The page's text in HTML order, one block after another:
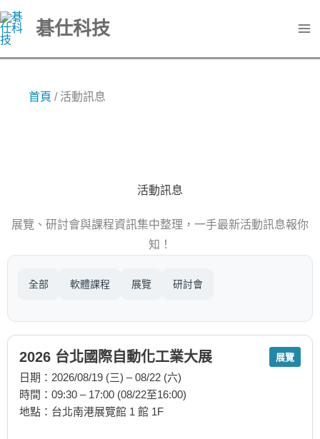
跳
至
主
碁仕科技
首頁 / 活動訊息
活動訊息
展覽、研討會與課程資訊集中整理，一手最新活動訊息報你
知！
全部 軟體課程 展覽 研討會
2026 台北國際自動化工業大展 展覽
日期：2026/08/19 (三) – 08/22 (六)
時間：09:30 – 17:00 (08/22至16:00)
地點：台北南港展覽館 1 館 1F